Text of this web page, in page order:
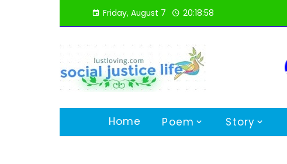
Friday, August 7 20:18:59
Home Poem Story